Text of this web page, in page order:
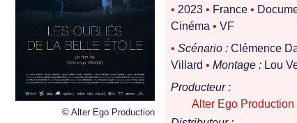
© Alter Ego Production
• 2023 • France •
Cinéma • VF
• Scénario : Clémence
Villard • Montage : Lou
Producteur :
Alter Ego Production